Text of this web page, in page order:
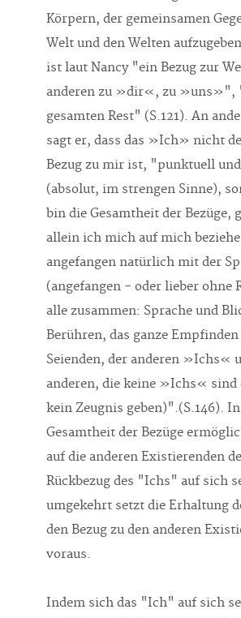
Welt und den Welten
ist laut Nancy "ein Bezug zur
anderen zu »dir«, zu »uns»",
gesamten Rest" (S.121). An
sagt er, dass das »Ich» nicht
Bezug zu mir ist, "punktuell und
(absolut, im strengen Sinne),
bin die Gesamtheit der Bezüge,
allein ich mich auf mich
angefangen natürlich mit der
(angefangen - oder lieber ohne
alle zusammen: Sprache und
Berühren, das ganze Empfinden
Seienden, der anderen »Ichs«
anderen, die keine »Ichs« sind
kein Zeugnis geben)".(S.146).
Gesamtheit der Bezüge
auf die anderen Existierenden
Rückbezug des "Ichs" auf sich
umgekehrt setzt die Erhaltung
den Bezug zu den anderen
voraus.
verhält es sich heterogen zur